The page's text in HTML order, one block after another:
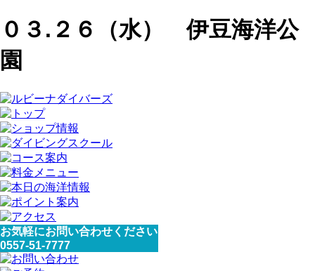
０３.２６（水） 伊豆海洋公
園
お気軽にお問い合わせください
0557-51-7777